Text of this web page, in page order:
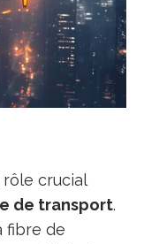
rôle crucial
de transport.
fibre de